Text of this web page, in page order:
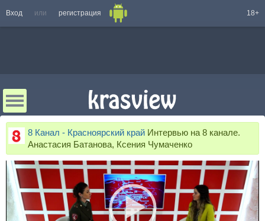
Вход или регистрация 18+
8 Канал - Красноярский край Интервью на 8 канале.
Анастасия Батанова, Ксения Чумаченко